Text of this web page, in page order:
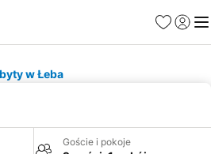
Ulubione
w Łeba
Goście i pokoje